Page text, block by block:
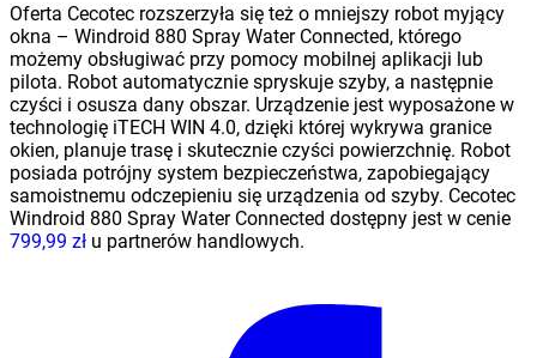
Oferta Cecotec rozszerzyła się też o mniejszy robot myjący
okna – Windroid 880 Spray Water Connected, którego
możemy obsługiwać przy pomocy mobilnej aplikacji lub
pilota. Robot automatycznie spryskuje szyby, a następnie
czyści i osusza dany obszar. Urządzenie jest wyposażone w
technologię iTECH WIN 4.0, dzięki której wykrywa granice
okien, planuje trasę i skutecznie czyści powierzchnię. Robot
posiada potrójny system bezpieczeństwa, zapobiegający
samoistnemu odczepieniu się urządzenia od szyby. Cecotec
Windroid 880 Spray Water Connected dostępny jest w cenie
799,99 zł u partnerów handlowych.